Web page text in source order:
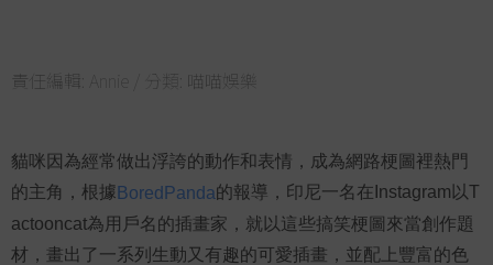
責任編輯: / 分類: 喵喵娛樂
貓咪因為經常做出浮誇的動作和表情，成為網路梗圖裡熱門
的主角，根據 BoredPanda的報導，印尼一名在Instagram以T
actooncat為用戶名的插畫家，就以這些搞笑梗圖來當創作題
材，畫出了一系列生動又有趣的可愛插畫，並配上豐富的色